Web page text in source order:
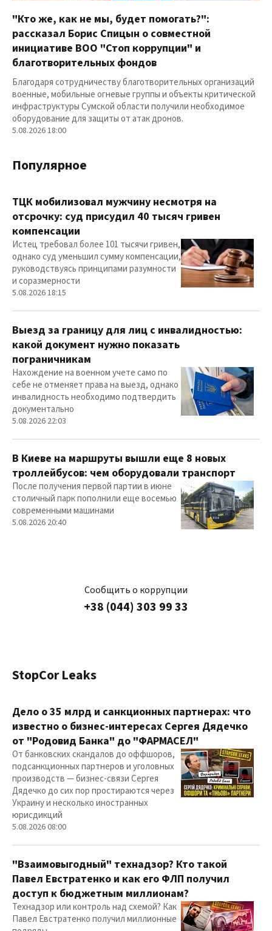
"Кто же, как не мы, будет помогать?":
рассказал Борис Спицын о совместной
инициативе ВОО "Стоп коррупции" и
благотворительных фондов
Благодаря сотрудничеству благотворительных организаций
военные, мобильные огневые группы и объекты критической
инфраструктуры Сумской области получили необходимое
оборудование для защиты от атак дронов.
5.08.2026 18:00
Популярное
ТЦК мобилизовал мужчину несмотря на
отсрочку: суд присудил 40 тысяч гривен
компенсации
Истец требовал более 101 тысячи гривен,
однако суд уменьшил сумму компенсации,
руководствуясь принципами разумности
и соразмерности
5.08.2026 18:15
Выезд за границу для лиц с инвалидностью:
какой документ нужно показать
пограничникам
Нахождение на военном учете само по
себе не отменяет права на выезд, однако
инвалидность необходимо подтвердить
документально
5.08.2026 22:03
В Киеве на маршруты вышли еще 8 новых
троллейбусов: чем оборудовали транспорт
После получения первой партии в июне
столичный парк пополнили еще восемью
современными машинами
5.08.2026 20:40
Сообщить о коррупции
+38 (044) 303 99 33
StopCor Leaks
Дело о 35 млрд и санкционных партнерах: что
известно о бизнес-интересах Сергея Дядечко
от "Родовид Банка" до "ФАРМАСЕЛ"
От банковских скандалов до оффшоров,
подсанкционных партнеров и уголовных
производств — бизнес-связи Сергея
Дядечко до сих пор простираются через
Украину и несколько иностранных
юрисдикций
5.08.2026 08:00
"Взаимовыгодный" технадзор? Кто такой
Павел Евстратенко и как его ФЛП получил
доступ к бюджетным миллионам?
Технадзор или контроль над схемой? Как
Павел Евстратенко получил миллионные